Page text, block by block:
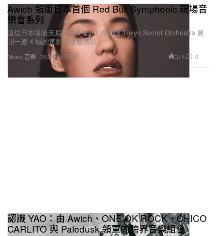
Music 音樂
Awich 領銜日本首個 Red Bull Symphonic 現場音
樂會系列
這位日本嘻哈天后將於今年 11 月聯同 Tokyo Secret Orchestra 展
開一連 4 城的電影感巡迴演出。
2026年8月6日 374 0
認識 YAO：由 Awich、ONE OK ROCK、CHICO
CARLITO 與 Paledusk 領軍的跨界音樂組合